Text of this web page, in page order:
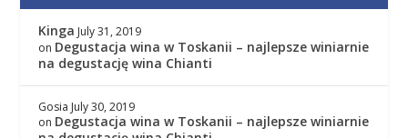
Kinga July 31, 2019
on Degustacja wina w Toskanii – najlepsze winiarnie
na degustację wina Chianti
Gosia July 30, 2019
on Degustacja wina w Toskanii – najlepsze winiarnie